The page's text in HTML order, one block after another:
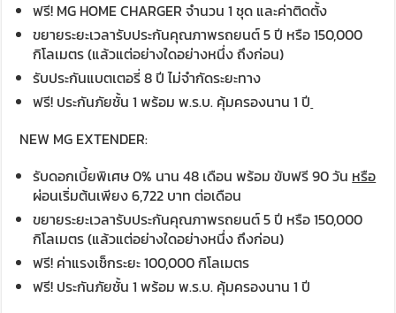
ฟรี! MG HOME CHARGER จำนวน 1 ชุด และค่าติดตั้ง
ขยายระยะเวลารับประกันคุณภาพรถยนต์ 5 ปี หรือ 150,000
กิโลเมตร (แล้วแต่อย่างใดอย่างหนึ่ง ถึงก่อน)
รับประกันแบตเตอรี่ 8 ปี ไม่จำกัดระยะทาง
ฟรี! ประกันภัยชั้น 1 พร้อม พ.ร.บ. คุ้มครองนาน 1 ปี
NEW MG EXTENDER:
รับดอกเบี้ยพิเศษ 0% นาน 48 เดือน พร้อม ขับฟรี 90 วัน หรือ
ผ่อนเริ่มต้นเพียง 6,722 บาท ต่อเดือน
ขยายระยะเวลารับประกันคุณภาพรถยนต์ 5 ปี หรือ 150,000
กิโลเมตร (แล้วแต่อย่างใดอย่างหนึ่ง ถึงก่อน)
ฟรี! ค่าแรงเช็กระยะ 100,000 กิโลเมตร
ฟรี! ประกันภัยชั้น 1 พร้อม พ.ร.บ. คุ้มครองนาน 1 ปี